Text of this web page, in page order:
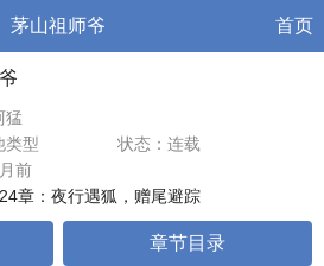
茅山祖师爷 首页
猛
类型
状态：连载
前
章：夜行遇狐，赠尾避踪
章节目录